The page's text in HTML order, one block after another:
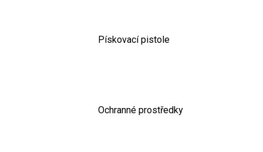
Pískovací pistole
Ochranné prostředky